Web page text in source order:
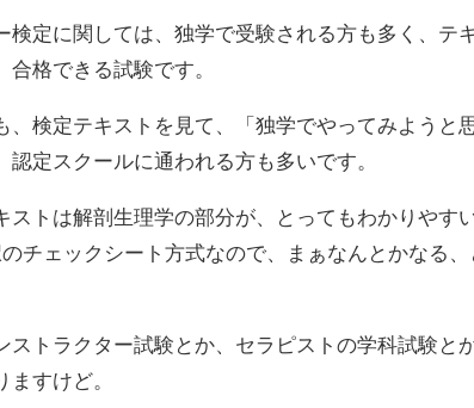
検定に関しては、独学で受験される方も多く、テ
合格できる試験です。
、検定テキストを見て、「独学でやってみようと
認定スクールに通われる方も多いです。
ストは解剖生理学の部分が、とってもわかりやす
チェックシート方式なので、まぁなんとかなる
ストラクター試験とか、セラピストの学科試験と
ますけど。